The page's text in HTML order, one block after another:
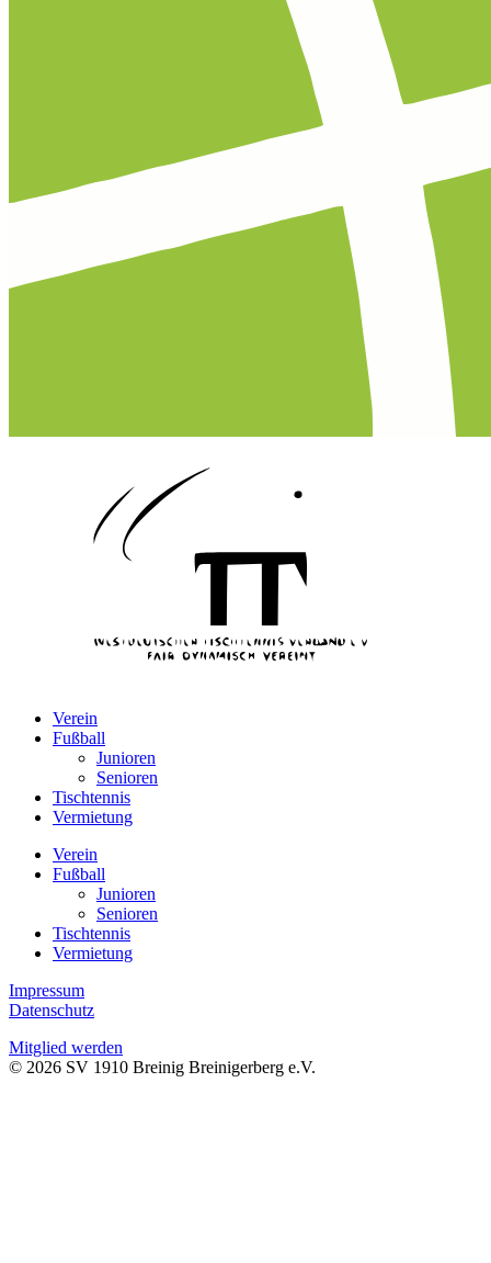
Verein
Fußball
Junioren
Senioren
Tischtennis
Vermietung
Verein
Fußball
Junioren
Senioren
Tischtennis
Vermietung
Impressum
Datenschutz
Mitglied werden
© 2026 SV 1910 Breinig Breinigerberg e.V.